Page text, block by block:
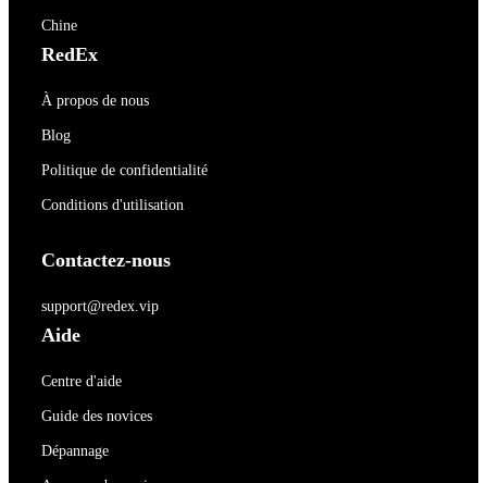
Chine
RedEx
À propos de nous
Blog
Politique de confidentialité
Conditions d'utilisation
Contactez-nous
support@redex.vip
Aide
Centre d'aide
Guide des novices
Dépannage